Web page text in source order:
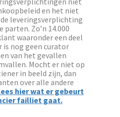
en het niet
leveringsverplichting
parten. Zo’n 14.000
waaronder een deel
is nog geen curator
van het gevallen
Mocht er niet op
in beeld zijn, dan
over alle andere
hier wat er gebeurt
failliet gaat.